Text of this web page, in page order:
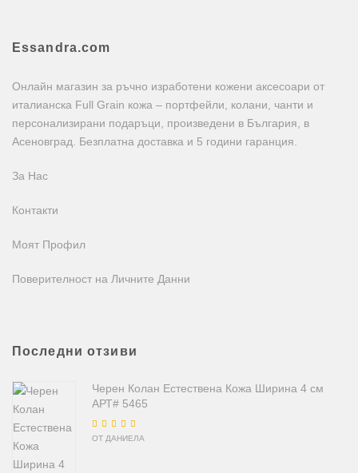
Essandra.com
Онлайн магазин за ръчно изработени кожени аксесоари от
италианска Full Grain кожа – портфейли, колани, чанти и
персонализирани подаръци, произведени в България, в
Асеновград. Безплатна доставка и 5 години гаранция.
За Нас
Контакти
Моят Профил
Поверителност на Личните Данни
Последни отзиви
Черен Колан Естествена Кожа Ширина 4 см
АРТ# 5465
Оценено на
ОТ ДАНИЕЛА